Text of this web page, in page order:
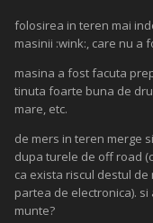
folosirea in teren mai
masinii :wink:, care nu a
masina a fost facuta
tinuta foarte buna de
mare, etc.
de mers in teren merge
dupa turele de off road
ca exista riscul destul
partea de electronica).
munte?